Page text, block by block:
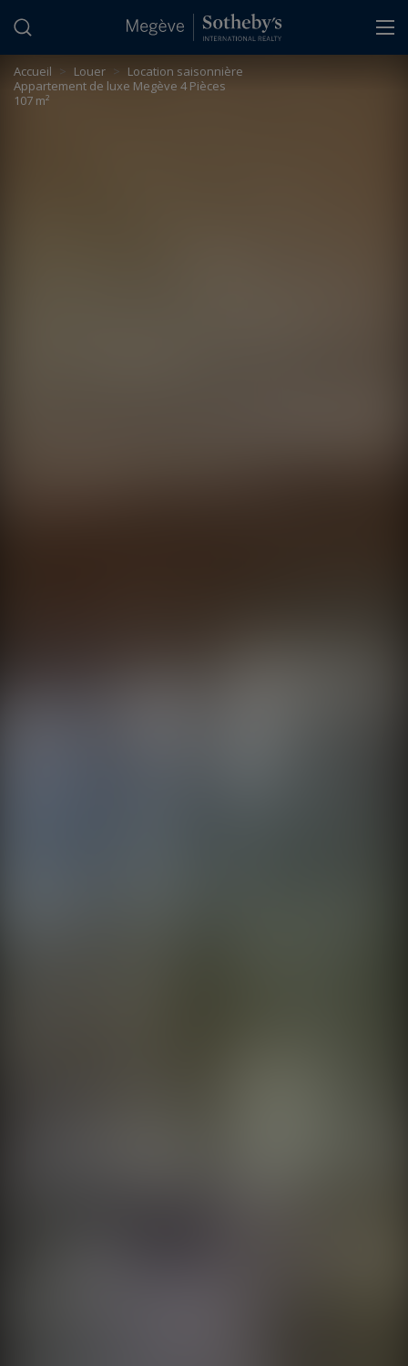
Accueil > Louer > Location saisonnière
Appartement de luxe Megève 4 Pièces
107 m²